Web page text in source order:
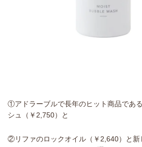
①アドラーブルで長年のヒット商品であ
シュ（￥2,750）と
②リファのロックオイル（￥2,640）と新